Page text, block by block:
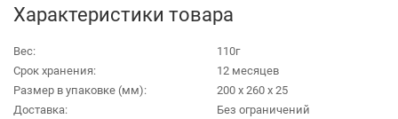
Характеристики товара
Вес:
110г
Срок хранения:
12 месяцев
Размер в упаковке (мм):
200 х 260 х 25
Доставка:
Без ограничений